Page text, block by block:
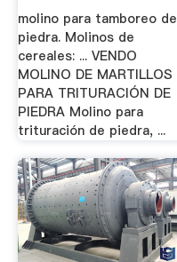
molino para tamboreo de
piedra. Molinos de
cereales: ... VENDO
MOLINO DE MARTILLOS
PARA TRITURACIÓN DE
PIEDRA Molino para
trituración de piedra, ...